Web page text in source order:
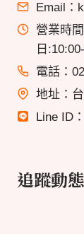
Email：
營業時
日
電話：
地址：
Line ID
追蹤動態